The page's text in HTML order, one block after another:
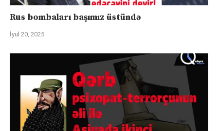
Rus bombaları başımız üstündə
İyul 20, 2025